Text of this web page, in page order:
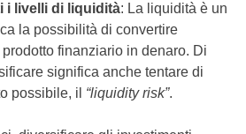
i livelli di liquidità: La liquidità è un
la possibilità di convertire
finanziario in denaro. Di
significa anche tentare di
possibile, il “liquidity risk”.